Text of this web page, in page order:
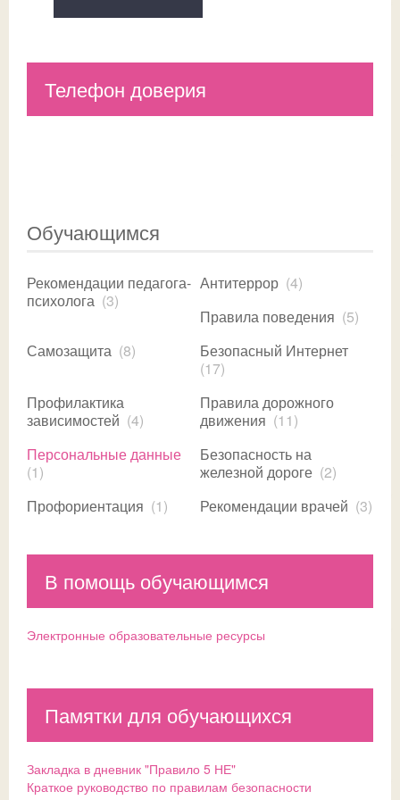
Телефон доверия
Обучающимся
Рекомендации педагога-
психолога (3)
Антитеррор (4)
Правила поведения (5)
Самозащита (8)
Безопасный Интернет
(17)
Профилактика
зависимостей (4)
Правила дорожного
движения (11)
Персональные данные
(1)
Безопасность на
железной дороге (2)
Профориентация (1) Рекомендации врачей (3)
В помощь обучающимся
Электронные образовательные ресурсы
Памятки для обучающихся
Закладка в дневник "Правило 5 НЕ"
Краткое руководство по правилам безопасности